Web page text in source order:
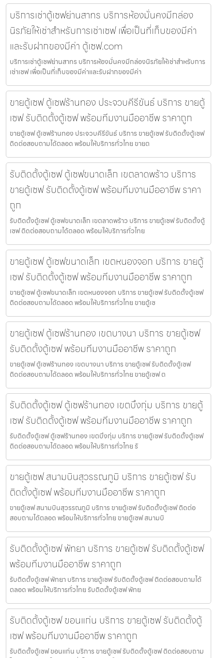
บริการเช่าตู้เซฟย่านสาทร บริการห้องมั่นคงมีกล่อง
นิรภัยให้เช่าสำหรับการเช่าเซฟ เพื่อเป็นที่เก็บของมีค่า
และรับฝากของมีค่า ตู้เซฟ.com
บริการเช่าตู้เซฟย่านสาทร บริการห้องมั่นคงมีกล่องนิรภัยให้เช่าสำหรับการ
เช่าเซฟ เพื่อเป็นที่เก็บของมีค่าและรับฝากของมีค่า
ขายตู้เซฟ ตู้เซฟร้านทอง ประจวบคีรีขันธ์ บริการ ขายตู้
เซฟ รับติดตั้งตู้เซฟ พร้อมทีมงานมืออาชีพ ราคาถูก
ขายตู้เซฟ ตู้เซฟร้านทอง ประจวบคีรีขันธ์ บริการ ขายตู้เซฟ รับติดตั้งตู้เซฟ
ติดต่อสอบถามได้ตลอด พร้อมให้บริการทั่วไทย ขายต
รับติดตั้งตู้เซฟ ตู้เซฟขนาดเล็ก เขตลาดพร้าว บริการ
ขายตู้เซฟ รับติดตั้งตู้เซฟ พร้อมทีมงานมืออาชีพ ราคา
ถูก
รับติดตั้งตู้เซฟ ตู้เซฟขนาดเล็ก เขตลาดพร้าว บริการ ขายตู้เซฟ รับติดตั้งตู้
เซฟ ติดต่อสอบถามได้ตลอด พร้อมให้บริการทั่วไทย
ขายตู้เซฟ ตู้เซฟขนาดเล็ก เขตหนองจอก บริการ ขายตู้
เซฟ รับติดตั้งตู้เซฟ พร้อมทีมงานมืออาชีพ ราคาถูก
ขายตู้เซฟ ตู้เซฟขนาดเล็ก เขตหนองจอก บริการ ขายตู้เซฟ รับติดตั้งตู้เซฟ
ติดต่อสอบถามได้ตลอด พร้อมให้บริการทั่วไทย ขายตู้เซ
ขายตู้เซฟ ตู้เซฟร้านทอง เขตบางนา บริการ ขายตู้เซฟ
รับติดตั้งตู้เซฟ พร้อมทีมงานมืออาชีพ ราคาถูก
ขายตู้เซฟ ตู้เซฟร้านทอง เขตบางนา บริการ ขายตู้เซฟ รับติดตั้งตู้เซฟ
ติดต่อสอบถามได้ตลอด พร้อมให้บริการทั่วไทย ขายตู้เซฟ ต
รับติดตั้งตู้เซฟ ตู้เซฟร้านทอง เขตบึงกุ่ม บริการ ขายตู้
เซฟ รับติดตั้งตู้เซฟ พร้อมทีมงานมืออาชีพ ราคาถูก
รับติดตั้งตู้เซฟ ตู้เซฟร้านทอง เขตบึงกุ่ม บริการ ขายตู้เซฟ รับติดตั้งตู้เซฟ
ติดต่อสอบถามได้ตลอด พร้อมให้บริการทั่วไทย รั
ขายตู้เซฟ สนามบินสุวรรณภูมิ บริการ ขายตู้เซฟ รับ
ติดตั้งตู้เซฟ พร้อมทีมงานมืออาชีพ ราคาถูก
ขายตู้เซฟ สนามบินสุวรรณภูมิ บริการ ขายตู้เซฟ รับติดตั้งตู้เซฟ ติดต่อ
สอบถามได้ตลอด พร้อมให้บริการทั่วไทย ขายตู้เซฟ สนามบิ
รับติดตั้งตู้เซฟ พัทยา บริการ ขายตู้เซฟ รับติดตั้งตู้เซฟ
พร้อมทีมงานมืออาชีพ ราคาถูก
รับติดตั้งตู้เซฟ พัทยา บริการ ขายตู้เซฟ รับติดตั้งตู้เซฟ ติดต่อสอบถามได้
ตลอด พร้อมให้บริการทั่วไทย รับติดตั้งตู้เซฟ พัทย
รับติดตั้งตู้เซฟ ขอนแก่น บริการ ขายตู้เซฟ รับติดตั้งตู้
เซฟ พร้อมทีมงานมืออาชีพ ราคาถูก
รับติดตั้งตู้เซฟ ขอนแก่น บริการ ขายตู้เซฟ รับติดตั้งตู้เซฟ ติดต่อสอบถาม